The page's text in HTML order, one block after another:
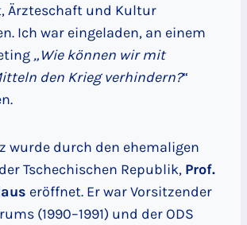
Ärzteschaft und Kultur
Ich war eingeladen, an einem
„Wie können wir mit
den Krieg verhindern?“
wurde durch den ehemaligen
Tschechischen Republik, Prof.
eröffnet. Er war Vorsitzender
(1990–1991) und der ODS